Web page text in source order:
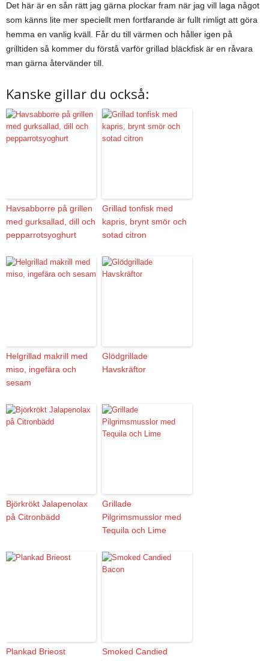
Det här är en sån rätt jag gärna plockar fram när jag vill laga något
som känns lite mer speciellt men fortfarande är fullt rimligt att göra
hemma en vanlig kväll. Får du till värmen och håller igen på
grilltiden så kommer du förstå varför grillad bläckfisk är en råvara
man gärna återvänder till.
Kanske gillar du också:
Havsabborre på grillen
med gurksallad, dill och
pepparrotsyoghurt
Grillad tonfisk med
kapris, brynt smör och
sotad citron
Helgrillad makrill med
miso, ingefära och
sesam
Glödgrillade
Havskräftor
Björkrökt Jalapenolax
på Citronbädd
Grillade
Pilgrimsmusslor med
Tequila och Lime
Plankad Brieost
Smoked Candied